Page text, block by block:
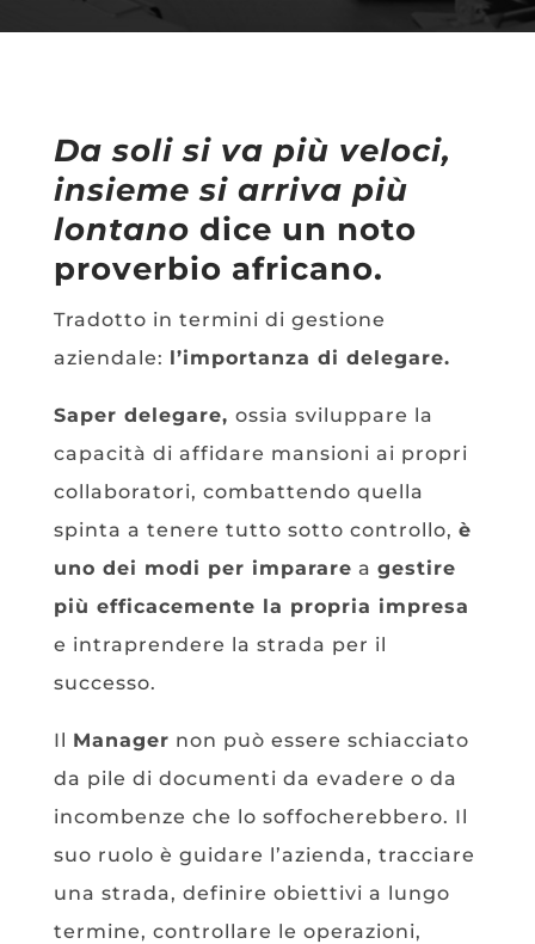
Da soli si va più veloci,
insieme si arriva più
lontano dice un noto
proverbio africano.
Tradotto in termini di gestione
aziendale: l’importanza di delegare.
Saper delegare, ossia sviluppare la
capacità di affidare mansioni ai propri
collaboratori, combattendo quella
spinta a tenere tutto sotto controllo, è
uno dei modi per imparare a gestire
più efficacemente la propria impresa
e intraprendere la strada per il
successo.
Il Manager non può essere schiacciato
da pile di documenti da evadere o da
incombenze che lo soffocherebbero. Il
suo ruolo è guidare l’azienda, tracciare
una strada, definire obiettivi a lungo
termine, controllare le operazioni,